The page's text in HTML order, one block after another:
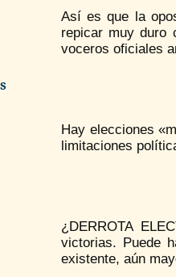
Así es que la
repicar muy duro
voceros oficiales
Hay elecciones
limitaciones
¿DERROTA
victorias. Puede
existente, aún